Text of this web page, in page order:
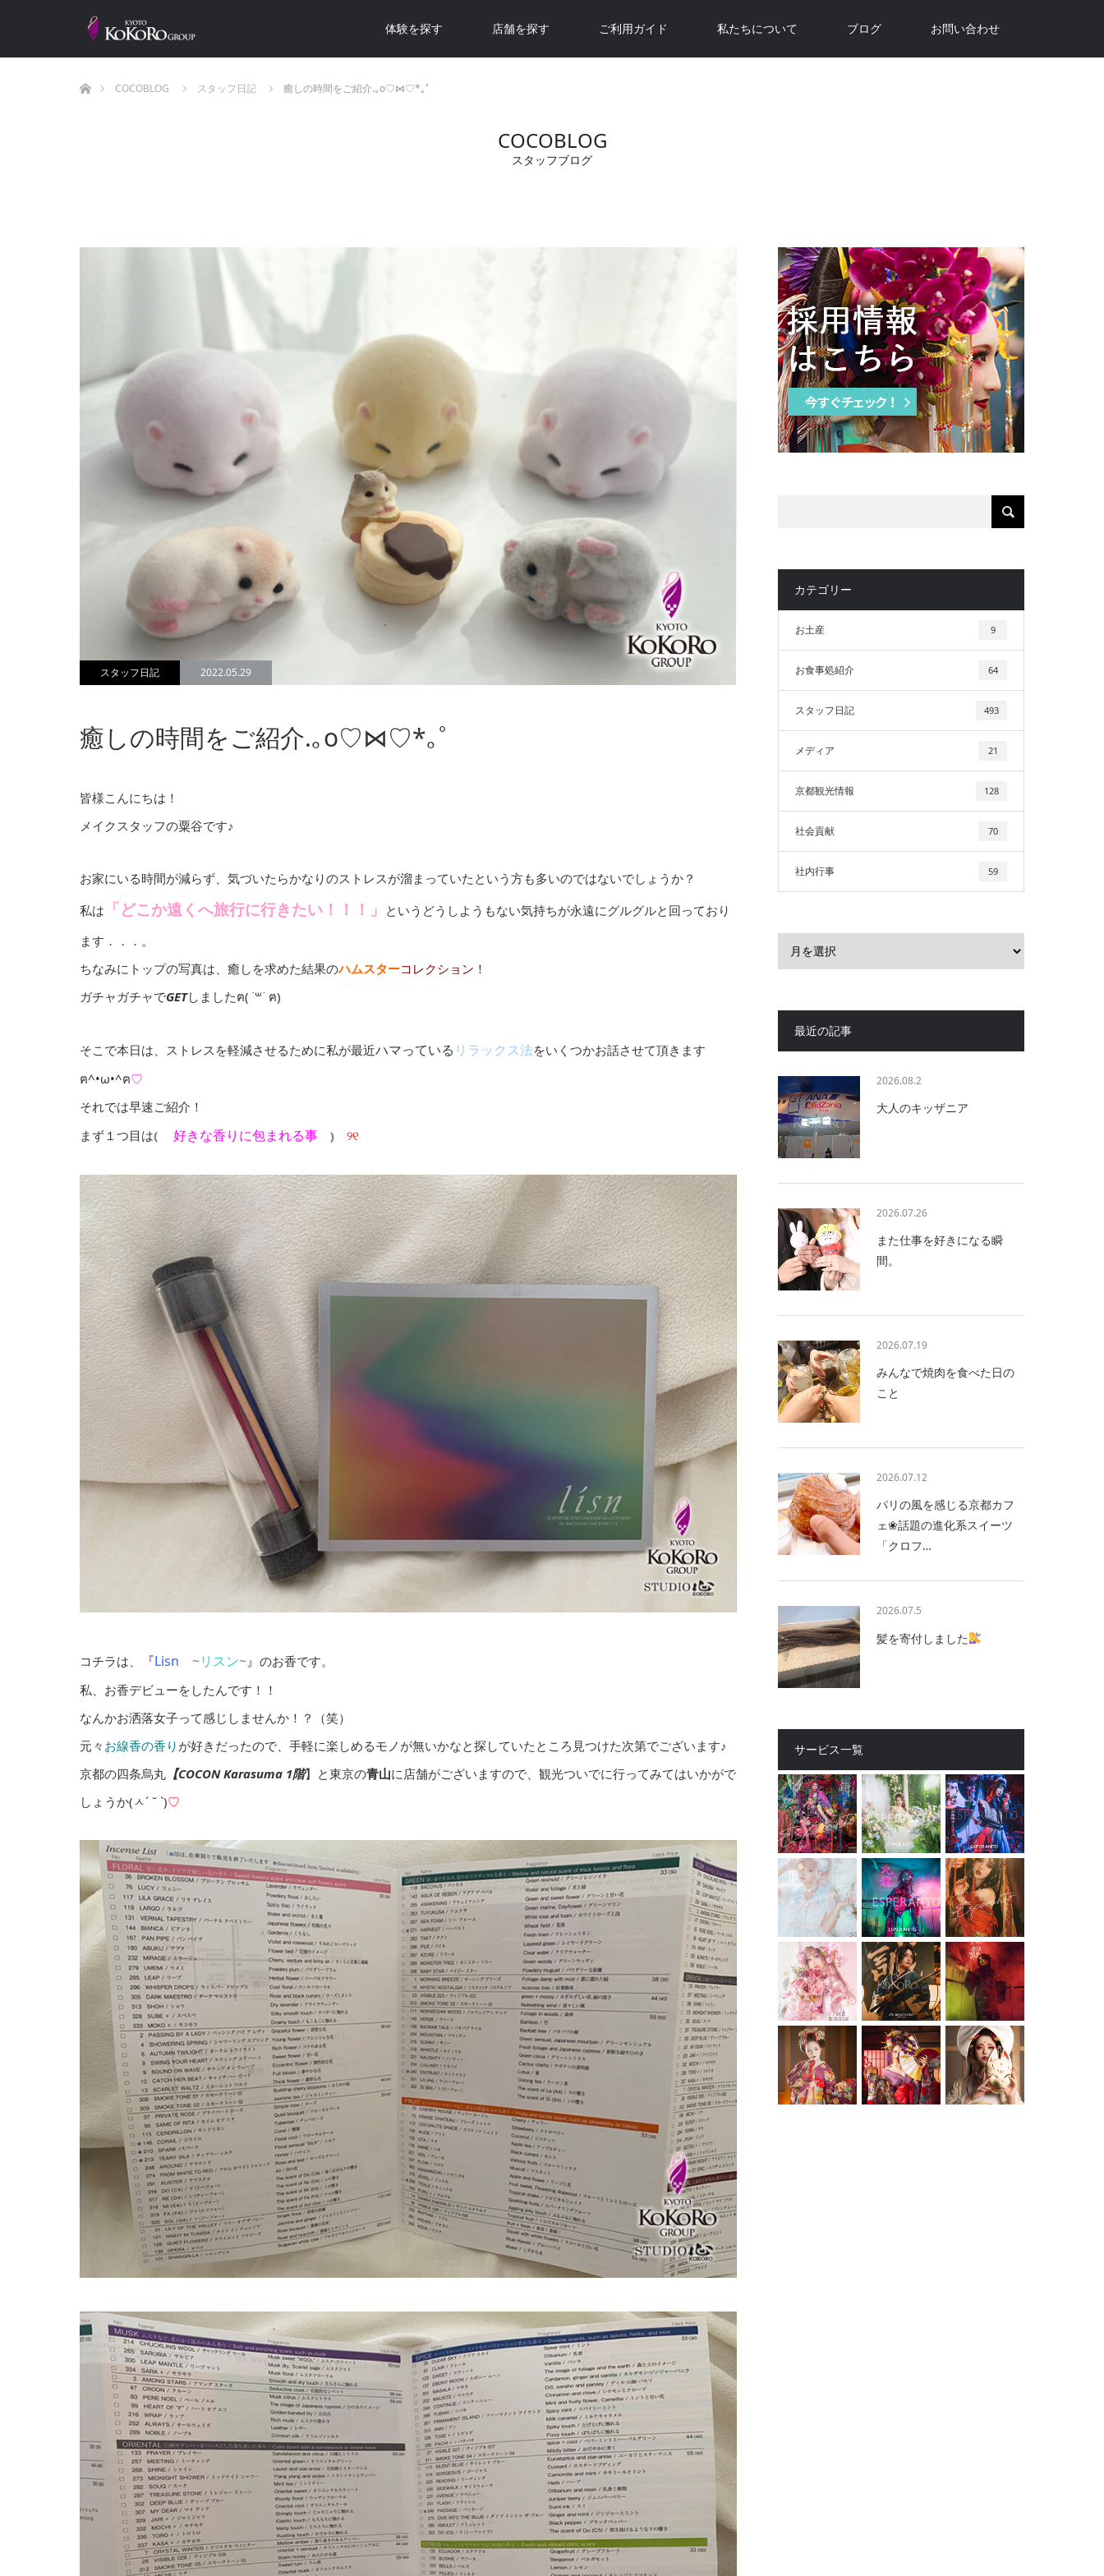
体験を探す 店舗を探す ご利用ガイド 私たちについて ブログ お問い合わせ
COCOBLOG
スタッフ日記 癒しの時間をご紹介.｡o♡⋈♡*｡ﾟ
COCOBLOG
スタッフブログ
スタッフ日記 2022.05.29
癒しの時間をご紹介.｡o♡⋈♡*｡ﾟ
皆様こんにちは！
メイクスタッフの粟谷です♪
お家にいる時間が減らず、気づいたらかなりのストレスが溜まっていたという方も多いのではないでしょうか？
私は 「どこか遠くへ旅行に行きたい！！！」 というどうしようもない気持ちが永遠にグルグルと回っており
ます．．．。
ちなみにトップの写真は、癒しを求めた結果のハムスターコレクション ！
ガチャガチャでGETしましたฅ( ˙꒳​˙ ฅ)
そこで本日は、ストレスを軽減させるために私が最近ハマっている リラックス法をいくつかお話させて頂きます
ฅ^•ω•^ฅ♡
それでは早速ご紹介！
まず１つ目は⦅ 好きな香りに包まれる事 ⦆ ୨୧
コチラは、 『Lisn ~リスン~』 のお香です。
私、お香デビューをしたんです！！
なんかお洒落女子って感じしませんか！？（笑）
元々 お線香の香り が好きだったので、手軽に楽しめるモノが無いかなと探していたところ見つけた次第でございます♪
京都の四条烏丸 【COCON Karasuma 1階】と東京の青山に店舗がございますので、観光ついでに行ってみてはいかがで
しょうか(ㅅ´ ˘ `)♡
カテゴリー
お土産 9
お食事処紹介 64
スタッフ日記 493
メディア 21
京都観光情報 128
社会貢献 70
社内行事 59
最近の記事
2026.08.2
大人のキッザニア
2026.07.26
また仕事を好きになる瞬
間。
2026.07.19
みんなで焼肉を食べた日の
こと
2026.07.12
パリの風を感じる京都カフ
ェ❀話題の進化系スイーツ
「クロフ…
2026.07.5
髪を寄付しました
サービス一覧